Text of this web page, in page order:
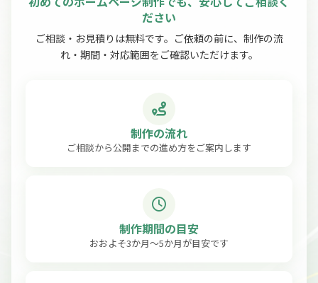
ださい
ご相談・お見積りは無料です。ご依頼の前に、制作の流
れ・期間・対応範囲をご確認いただけます。
制作の流れ
ご相談から公開までの進め方をご案内します
制作期間の目安
おおよそ3か月〜5か月が目安です